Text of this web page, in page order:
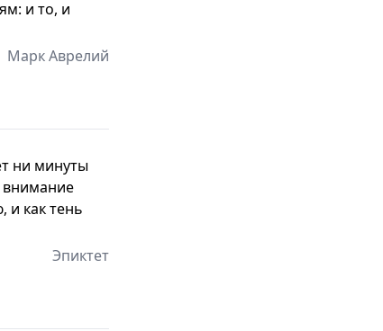
и то, и
Марк Аврелий
ни минуты
внимание
как тень
Эпиктет